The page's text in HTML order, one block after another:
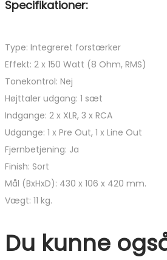
Specifikationer:
Type: Integreret forstærker
Effekt: 2 x 150 Watt (8 Ohm, RMS)
Tonekontrol: Nej
Højttaler udgang: 1 sæt
Indgange: 2 x XLR, 3 x RCA
Udgange: 1 x Pre Out, 1 x Line Out
Fjernbetjening: Ja
Finish: Sort
Mål (BxHxD): 430 x 106 x 420 mm.
Vægt: 11 kg.
Du kunne